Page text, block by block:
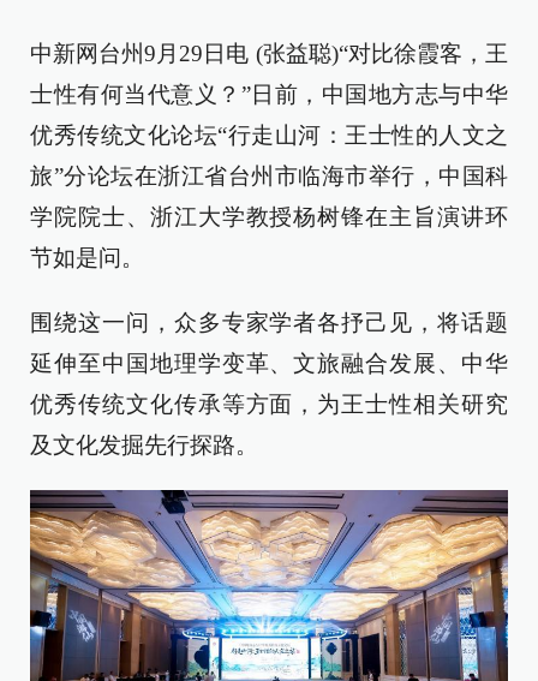
中新网台州9月29日电 (张益聪)“对比徐霞客，王
士性有何当代意义？”日前，中国地方志与中华
优秀传统文化论坛“行走山河：王士性的人文之
旅”分论坛在浙江省台州市临海市举行，中国科
学院院士、浙江大学教授杨树锋在主旨演讲环
节如是问。
围绕这一问，众多专家学者各抒己见，将话题
延伸至中国地理学变革、文旅融合发展、中华
优秀传统文化传承等方面，为王士性相关研究
及文化发掘先行探路。